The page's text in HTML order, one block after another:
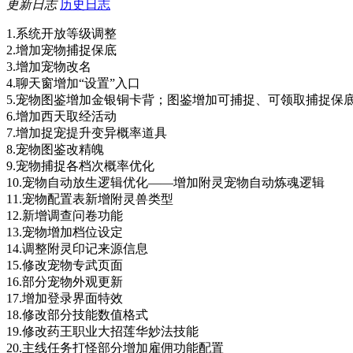
更新日志 历史日志
1.系统开放等级调整
2.增加宠物捕捉保底
3.增加宠物改名
4.聊天窗增加“设置”入口
5.宠物图鉴增加金银铜卡背；图鉴增加可捕捉、可领取捕捉保
6.增加西天取经活动
7.增加捉宠提升变异概率道具
8.宠物图鉴改精魄
9.宠物捕捉各档次概率优化
10.宠物自动放生逻辑优化——增加附灵宠物自动炼魂逻辑
11.宠物配置表新增附灵兽类型
12.新增调查问卷功能
13.宠物增加档位设定
14.调整附灵印记来源信息
15.修改宠物专武页面
16.部分宠物外观更新
17.增加登录界面特效
18.修改部分技能数值格式
19.修改药王职业大招莲华妙法技能
20.主线任务打怪部分增加雇佣功能配置